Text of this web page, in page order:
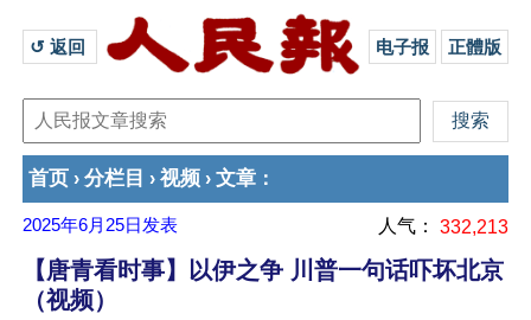
↺ 返回 电子报 正體版
首页 › 分栏目 › 视频 › 文章 ：
2025年6月25日 发表 人气： 332,213
【唐青看时事】以伊之争 川普一句话吓坏北京
（视频）